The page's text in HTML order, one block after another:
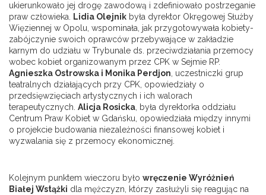
ukierunkowało jej drogę zawodową i zdefiniowało postrzeganie
praw człowieka. Lidia Olejnik była dyrektor Okręgowej Służby
Więziennej w Opolu, wspominała, jak przygotowywała kobiety-
zabójczynie swoich oprawców przebywające w zakładzie
karnym do udziału w Trybunale ds. przeciwdziałania przemocy
wobec kobiet organizowanym przez CPK w Sejmie RP.
Agnieszka Ostrowska i Monika Perdjon, uczestniczki grup
teatralnych działających przy CPK, opowiedziały o
przedsięwzięciach artystycznych i ich walorach
terapeutycznych. Alicja Rosicka, była dyrektorka oddziału
Centrum Praw Kobiet w Gdańsku, opowiedziała między innymi
o projekcie budowania niezależności finansowej kobiet i
wyzwalania się z przemocy ekonomicznej.
Kolejnym punktem wieczoru było wręczenie Wyróżnień
Białej Wstążki dla mężczyzn, którzy zasłużyli się reagując na